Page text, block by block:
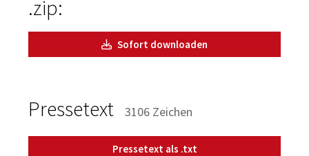
.zip:
Sofort downloaden
Pressetext 3106 Zeichen
Pressetext als .txt